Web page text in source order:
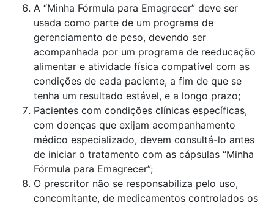
A “Minha Fórmula para Emagrecer” deve ser
usada como parte de um programa de
gerenciamento de peso, devendo ser
acompanhada por um programa de reeducação
alimentar e atividade física compatível com as
condições de cada paciente, a fim de que se
tenha um resultado estável, e a longo prazo;
Pacientes com condições clínicas específicas,
com doenças que exijam acompanhamento
médico especializado, devem consultá-lo antes
de iniciar o tratamento com as cápsulas “Minha
Fórmula para Emagrecer”;
O prescritor não se responsabiliza pelo uso,
concomitante, de medicamentos controlados os